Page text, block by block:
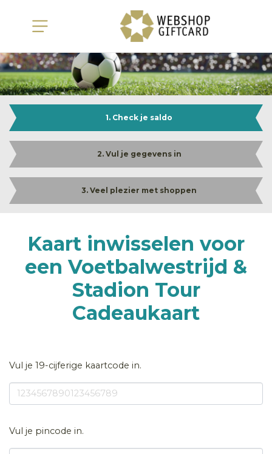
1. Check je saldo
2. Vul je gegevens in
3. Veel plezier met shoppen
Kaart inwisselen voor
een Voetbalwestrijd &
Stadion Tour
Cadeaukaart
Vul je 19-cijferige kaartcode in.
Vul je pincode in.